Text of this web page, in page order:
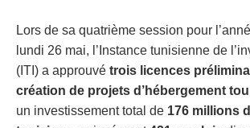
Lors de sa quatrième session pour
lundi 26 mai, l’Instance tunisienne de
(ITI) a approuvé trois licences
création de projets d’hébergement
un investissement total de 176 millions